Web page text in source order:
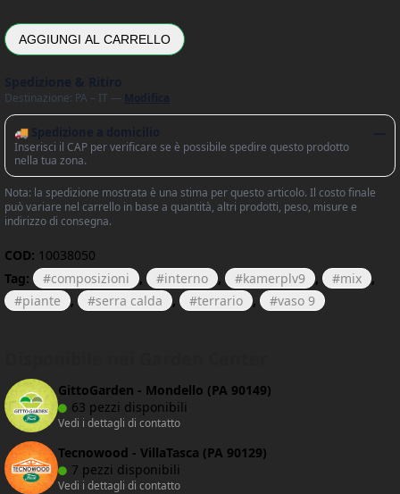
AGGIUNGI AL CARRELLO
Destinazione: PA – IT —
🚚 Spedizione a domicilio
Inserisci il CAP per verificare se è possibile spedire questo prodotto
nella tua zona.
Nota: la spedizione mostrata è una stima per questo articolo. Il costo finale
può variare nel carrello in base a quantità, altri prodotti, peso, misure e
indirizzo di consegna.
COD: 10038050
Tag:
composizioni , interno , kamerplv9 , mix
,
piante
, serra calda , terrario , vaso 9
GittoGarden - Mondello (PA 90149)
63 pezzi disponibili
Vedi i dettagli di contatto
Tecnowood - VillaTasca (PA 90129)
7 pezzi disponibili
Vedi i dettagli di contatto